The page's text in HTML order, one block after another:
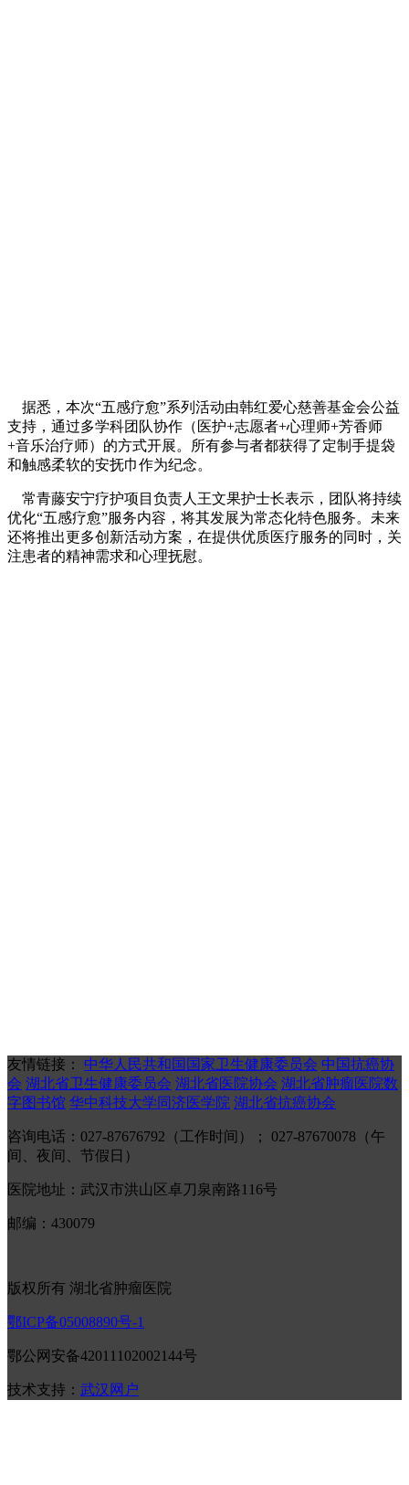
据悉，本次“五感疗愈”系列活动由韩红爱心慈善基金会公益
支持，通过多学科团队协作（医护+志愿者+心理师+芳香师
+音乐治疗师）的方式开展。所有参与者都获得了定制手提袋
和触感柔软的安抚巾作为纪念。
常青藤安宁疗护项目负责人王文果护士长表示，团队将持续
优化“五感疗愈”服务内容，将其发展为常态化特色服务。未来
还将推出更多创新活动方案，在提供优质医疗服务的同时，关
注患者的精神需求和心理抚慰。
友情链接： 中华人民共和国国家卫生健康委员会 中国抗癌协
会 湖北省卫生健康委员会 湖北省医院协会 湖北省肿瘤医院数
字图书馆 华中科技大学同济医学院 湖北省抗癌协会
咨询电话：027-87676792（工作时间）； 027-87670078（午
间、夜间、节假日）
医院地址：武汉市洪山区卓刀泉南路116号
邮编：430079
版权所有 湖北省肿瘤医院
鄂ICP备05008890号-1
鄂公网安备42011102002144号
技术支持： 武汉网户